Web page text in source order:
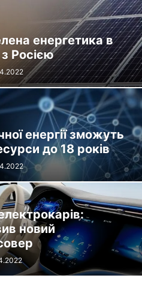
енергетика в
з Росією
енергії зможуть
до 18 років
новий